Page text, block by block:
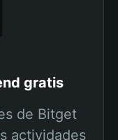
gratis
de Bitget
actividades